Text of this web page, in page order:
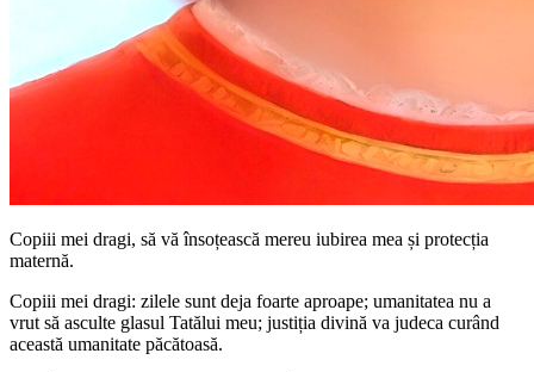
Copiii mei dragi, să vă însoțească mereu iubirea mea și protecția
maternă.
Copiii mei dragi: zilele sunt deja foarte aproape; umanitatea nu a
vrut să asculte glasul Tatălui meu; justiția divină va judeca curând
această umanitate păcătoasă.